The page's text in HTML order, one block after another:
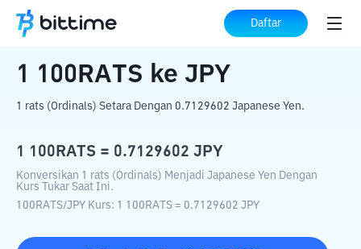
Daftar
Beranda Konverter Kripto 100RATS ke JPY
1 100RATS ke JPY
1 rats (Ordinals) Setara Dengan 0.7129602 Japanese Yen.
1 100RATS = 0.7129602 JPY
Konversikan 1 rats (Ordinals) Menjadi Japanese Yen Dengan
Kurs Tukar Saat Ini.
100RATS/JPY Kurs: 1 100RATS = 0.7129602 JPY